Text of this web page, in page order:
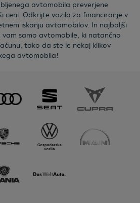
avtomobila preverjene
ceni. Odkrijte vozila za financiranje v
iskanju avtomobilov. In najboljši
samo avtomobile, ki natančno
tako da ste le nekaj klikov
avtomobila!